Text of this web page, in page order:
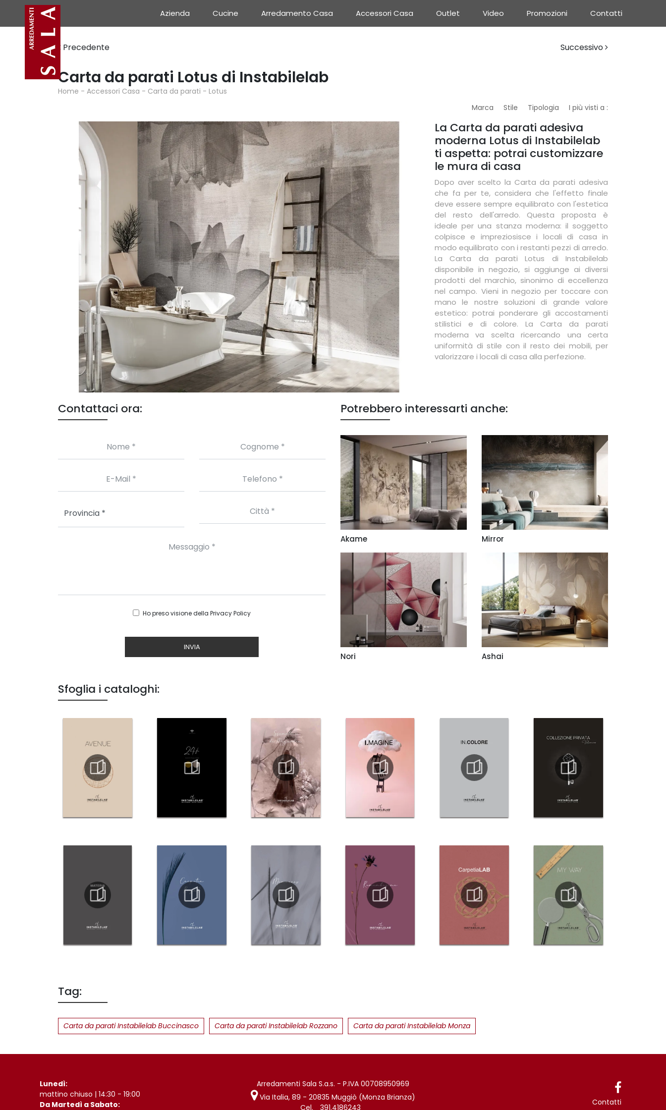
Azienda Cucine Arredamento Casa Accessori Casa Outlet Video Promozioni Contatti
Precedente Successivo
Carta da parati Lotus di Instabilelab
Home - Accessori Casa - Carta da parati - Lotus
Marca
Stile Tipologia I più visti a :
La Carta da parati adesiva
moderna Lotus di Instabilelab
ti aspetta: potrai customizzare
le mura di casa
Dopo aver scelto la Carta da parati adesiva
che fa per te, considera che l'effetto finale
deve essere sempre equilibrato con l'estetica
del resto dell'arredo. Questa proposta è
ideale per una stanza moderna: il soggetto
colpisce e impreziosisce i locali di casa in
modo equilibrato con i restanti pezzi di arredo.
La Carta da parati Lotus di Instabilelab
disponibile in negozio, si aggiunge ai diversi
prodotti del marchio, sinonimo di eccellenza
nel campo. Vieni in negozio per toccare con
mano le nostre soluzioni di grande valore
estetico: potrai ponderare gli accostamenti
stilistici e di colore. La Carta da parati
moderna va scelta ricercando una certa
uniformità di stile con il resto dei mobili, per
valorizzare i locali di casa alla perfezione.
Contattaci ora:
Ho preso visione della Privacy Policy
INVIA
Potrebbero interessarti anche:
Akame Mirror
Nori Ashai
Sfoglia i cataloghi:
Tag:
Carta da parati Instabilelab Buccinasco Carta da parati Instabilelab Rozzano Carta da parati Instabilelab Monza
Lunedì:
mattino chiuso | 14:30 - 19:00
Da Martedì a Sabato:
Arredamenti Sala S.a.s. - P.IVA 00708950969
Via Italia, 89 - 20835 Muggiò (Monza Brianza)
Cel.
391.4186243
Contatti